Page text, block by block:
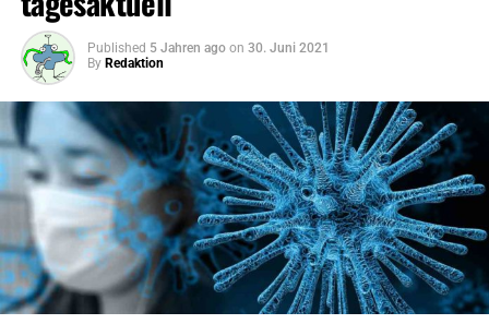
Published 5 Jahren ago on 30. Juni 2021
By Redaktion